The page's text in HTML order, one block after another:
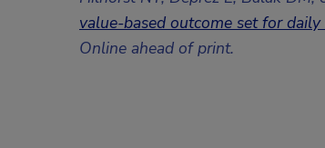
value-based outcome set for daily
Online ahead of print.